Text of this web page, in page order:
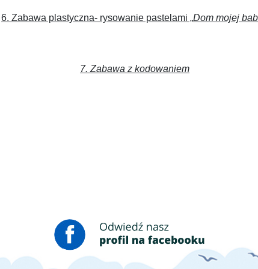
6. Zabawa plastyczna- rysowanie pastelami „Dom mojej
7. Zabawa z kodowaniem